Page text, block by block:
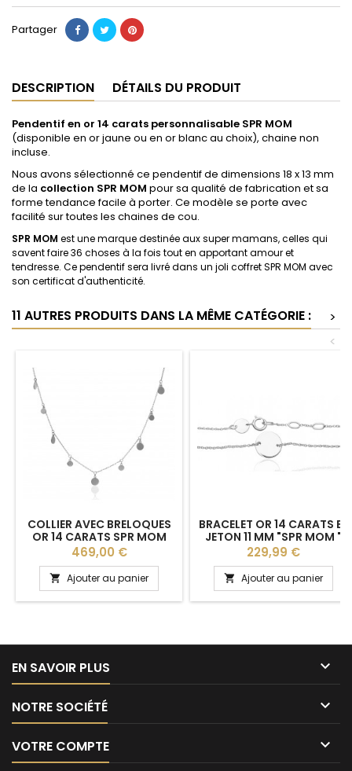
Partager
DESCRIPTION DÉTAILS DU PRODUIT
Pendentif en or 14 carats personnalisable SPR MOM
(disponible en or jaune ou en or blanc au choix), chaine non
incluse.
Nous avons sélectionné ce pendentif de dimensions 18 x 13 mm
de la collection SPR MOM pour sa qualité de fabrication et sa
forme tendance facile à porter. Ce modèle se porte avec
facilité sur toutes les chaines de cou.
SPR MOM est une marque destinée aux super mamans, celles qui
savent faire 36 choses à la fois tout en apportant amour et
tendresse. Ce pendentif sera livré dans un joli coffret SPR MOM avec
son certificat d'authenticité.
11 AUTRES PRODUITS DANS LA MÊME CATÉGORIE :
>
<
COLLIER AVEC BRELOQUES
OR 14 CARATS SPR MOM
Prix
469,00 €
 Ajouter au panier
BRACELET OR 14 CARATS ET
JETON 11 MM "SPR MOM "
Prix
229,99 €
 Ajouter au panier
EN SAVOIR PLUS 
NOTRE SOCIÉTÉ 
VOTRE COMPTE 